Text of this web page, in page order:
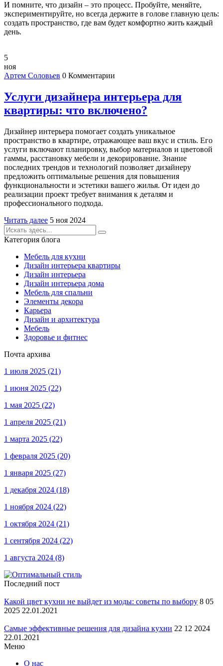
И помните, что дизайн – это процесс. Пробуйте, меняйте,
экспериментируйте, но всегда держите в голове главную цель:
создать пространство, где вам будет комфортно жить каждый
день.
5
ноя
Артем Соловьев 0 Комментарии
Услуги дизайнера интерьера для
квартиры: что включено?
Дизайнер интерьера помогает создать уникальное
пространство в квартире, отражающее ваш вкус и стиль. Его
услуги включают планировку, выбор материалов и цветовой
гаммы, расстановку мебели и декорирование. Знание
последних трендов и технологий позволяет дизайнеру
предложить оптимальные решения для повышения
функциональности и эстетики вашего жилья. От идеи до
реализации проект требует внимания к деталям и
профессионального подхода.
Читать далее 5 ноя 2024
Категория блога
Мебель для кухни
Дизайн интерьера квартиры
Дизайн интерьера
Дизайн интерьера дома
Мебель для спальни
Элементы декора
Карьера
Дизайн и архитектура
Мебель
Здоровье и фитнес
Почта архива
1 июля 2025 (21)
1 июня 2025 (22)
1 мая 2025 (22)
1 апреля 2025 (21)
1 марта 2025 (22)
1 февраля 2025 (20)
1 января 2025 (27)
1 декабря 2024 (18)
1 ноября 2024 (22)
1 октября 2024 (21)
1 сентября 2024 (22)
1 августа 2024 (8)
Последний пост
Какой цвет кухни не выйдет из моды: советы по выбору 8 05
2025 22.01.2021
Самые эффективные решения для дизайна кухни 22 12 2024
22.01.2021
Меню
О нас